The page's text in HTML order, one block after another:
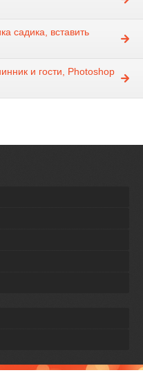
садика, вставить
и гости, Photoshop